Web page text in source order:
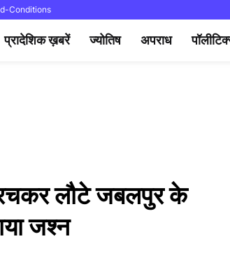
Conditions
प्रादेशिक ख़बरें ज्योतिष अपराध
रचकर लौटे जबलपुर के
जश्न